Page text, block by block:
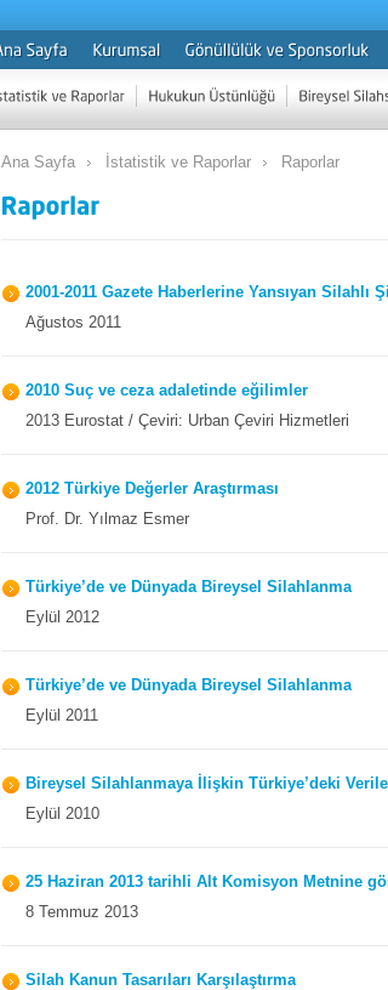
Ana Sayfa İstatistik ve Raporlar Raporlar
2001-2011 Gazete Haberlerine Yansıyan Silahlı
Ağustos 2011
2010 Suç ve ceza adaletinde eğilimler
2013 Eurostat / Çeviri: Urban Çeviri Hizmetleri
2012 Türkiye Değerler Araştırması
Prof. Dr. Yılmaz Esmer
Türkiye’de ve Dünyada Bireysel Silahlanma
Eylül 2012
Türkiye’de ve Dünyada Bireysel Silahlanma
Eylül 2011
Bireysel Silahlanmaya İlişkin Türkiye’deki
Eylül 2010
25 Haziran 2013 tarihli Alt Komisyon Metnine
8 Temmuz 2013
Silah Kanun Tasarıları Karşılaştırma